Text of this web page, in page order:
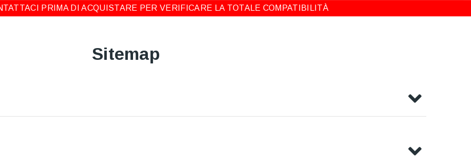
PRIMA DI ACQUISTARE PER VERIFICARE LA TOTALE COMPATIBILITÀ
Sitemap